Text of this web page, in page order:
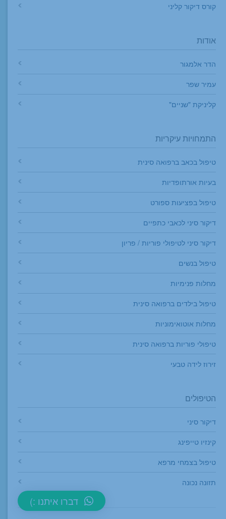
קורס דיקור קליני
אודות
הדר אלמגור
עמיר שפר
קליניקת "שניים"
התמחויות עיקריות
טיפול בכאב ברפואה סינית
בעיות אורתופדיות
טיפול בפציעות ספורט
דיקור סיני לכאבי כתפיים
דיקור סיני לטיפולי פוריות / פריון
טיפול בנשים
מחלות פנימיות
טיפול בילדים ברפואה סינית
מחלות אוטואימוניות
טיפולי פוריות ברפואה סינית
זירוז לידה טבעי
הטיפולים
דיקור סיני
קינזיו טייפינג
טיפול בצמחי מרפא
תזונה נכונה
דברו איתנו :)